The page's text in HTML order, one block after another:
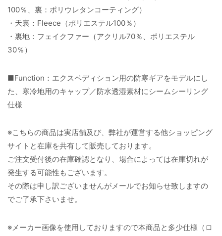
100％、裏：ポリウレタンコーティング）
・天裏：Fleece（ポリエステル100％）
・裏地：フェイクファー（アクリル70％、ポリエステル
30％）
■Function：エクスペディション用の防寒ギアをモデルにし
た、寒冷地用のキャップ／防水透湿素材にシームシーリング
仕様
※こちらの商品は実店舗及び、弊社が運営する他ショッピング
サイトと在庫を共有して販売しております。
ご注文受付後の在庫確認となり、場合によっては在庫切れが
発生する可能性もございます。
その際は申し訳ございませんがメールでお知らせ致しますの
でご了承下さいませ。
※メーカー画像を使用しておりますので本商品と多少仕様（ロ